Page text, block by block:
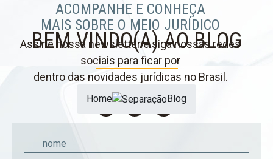
BEM VINDO(A) AO BLOG
Home Blog
ACOMPANHE E CONHEÇA
MAIS SOBRE O MEIO JURÍDICO
Assine nossa newsletter e siga nossas redes
sociais para ficar por
dentro das novidades jurídicas no Brasil.